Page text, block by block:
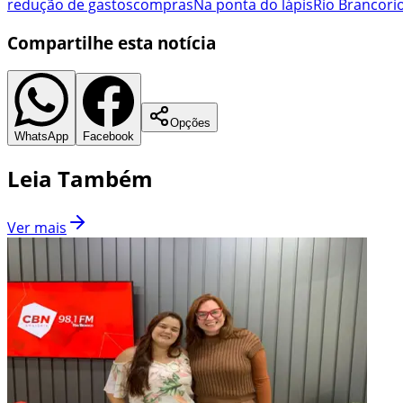
redução de gastoscomprasNa ponta do lápisRio Branco
Compartilhe esta notícia
WhatsApp Facebook
Opções
Leia Também
Ver mais